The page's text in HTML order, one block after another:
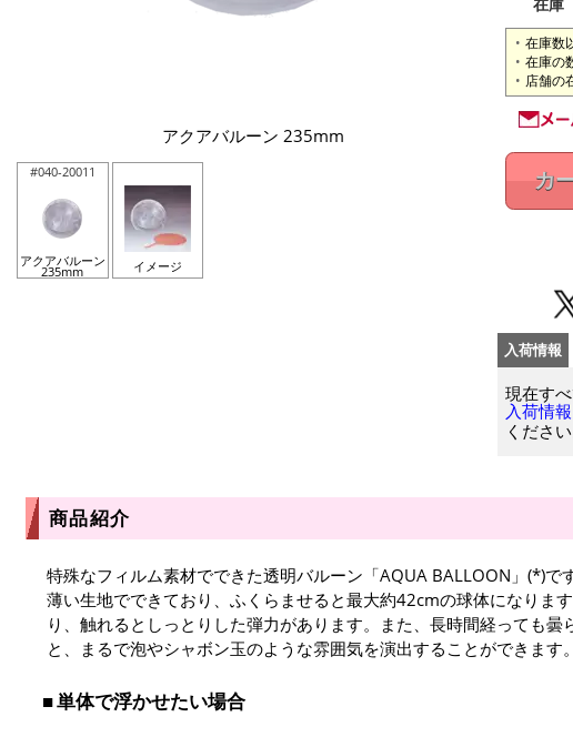
アクアバルーン 235mm
#040-20011
アクアバルーン
235mm イメージ
在庫
在庫数
在庫の
店舗の
カ
入荷情報
現在す
入荷情
ください
商品紹介
特殊なフィルム素材でできた透明バルーン「AQUA BALLOON」(*)で
薄い生地でできており、ふくらませると最大約42cmの球体になりま
り、触れるとしっとりした弾力があります。また、長時間経っても曇
と、まるで泡やシャボン玉のような雰囲気を演出することができます。
単体で浮かせたい場合